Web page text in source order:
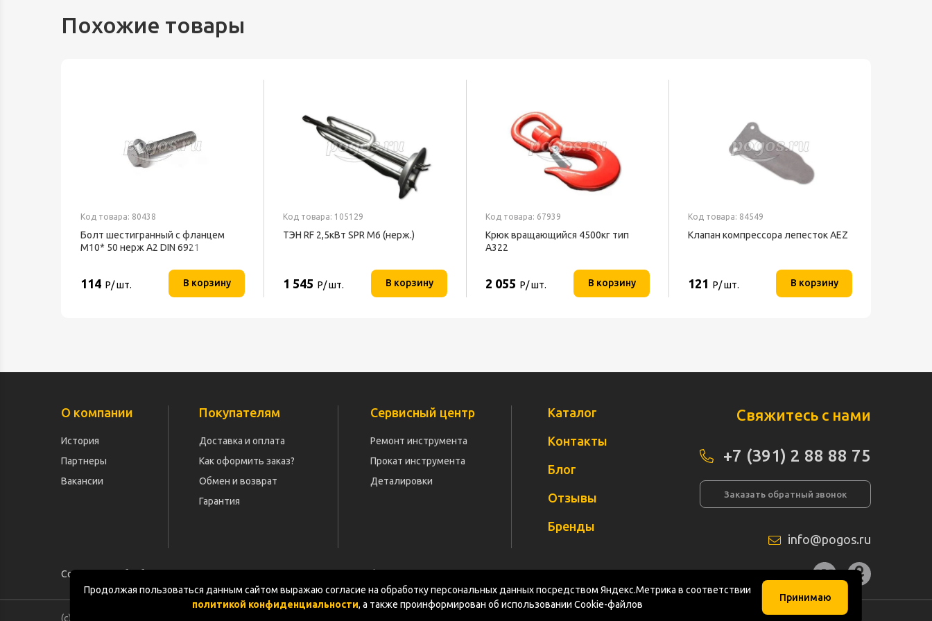
Похожие товары
Код товара: 80438
Болт шестигранный с фланцем
М10* 50 нерж А2 DIN 6921
114 Р/ шт. В корзину
Код товара: 105129
ТЭН RF 2,5кВт SPR М6 (нерж.)
1 545 Р/ шт. В корзину
Код товара: 67939
Крюк вращающийся 4500кг тип
А322
2 055 Р/ шт. В корзину
Код товара: 84549
Клапан компрессора лепесток AEZ
121 Р/ шт. В корзину
Продолжая пользоваться данным сайтом выражаю согласие на обработку персональных данных посредством Яндекс.Метрика в соответствии
политикой конфиденциальности, а также проинформирован об использовании Cookie-файлов
Принимаю
О компании
История
Партнеры
Вакансии
Покупателям
Доставка и оплата
Как оформить заказ?
Обмен и возврат
Гарантия
Сервисный центр
Ремонт инструмента
Прокат инструмента
Деталировки
Каталог
Контакты
Блог
Отзывы
Бренды
Свяжитесь с нами
+7 (391) 2 88 88 75
Заказать обратный звонок
info@pogos.ru
Согласие на обработку персональных данных Политика конфиденциальности Документация Карта сайта
(с) «POGOS.ru» 2010-2026 (ИП Чивчян М.Р.)